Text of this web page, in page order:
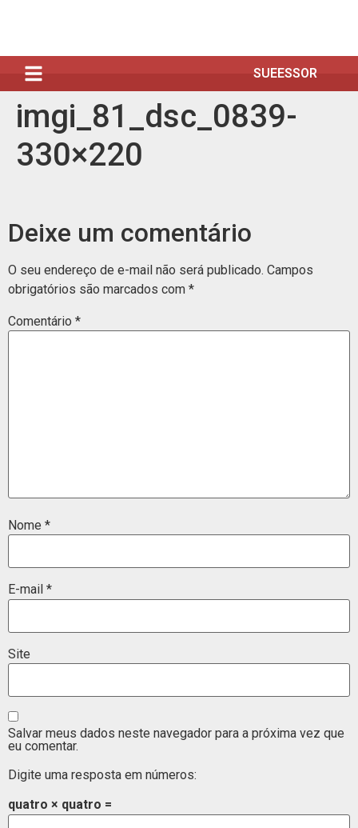
SUEESSOR
imgi_81_dsc_0839-
330×220
Deixe um comentário
O seu endereço de e-mail não será publicado. Campos
obrigatórios são marcados com *
Comentário *
Nome *
E-mail *
Site
Salvar meus dados neste navegador para a próxima vez que
eu comentar.
Digite uma resposta em números:
quatro × quatro =